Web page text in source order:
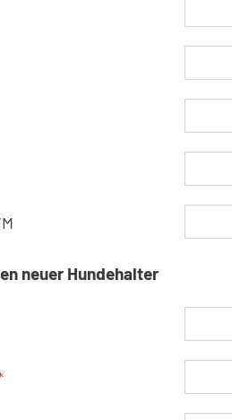
neuer Hundehalter